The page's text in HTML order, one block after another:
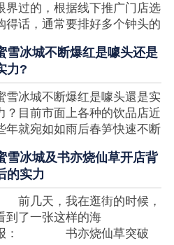
界过的，根据线下推广门店选
得话，通常要排好多个钟头的
要排长队，为的便是那一杯令
挂念的蜜雪冰城。顾客喜爱的
品，投资者为什么会看不见在
中的创业商机呢?许多投资者
会了解我开一家蜜雪冰城要多
钱?....
雪冰城不断爆红是噱头还是
力?
雪冰城不断爆红是噱头還是实
？目前市面上各种的饮品店近
年就宛如如雨后春笋快速不断
运营不小心便会被取代，由于
年青人的喜爱，再加全国人民
的经济发展水准提升，奶茶饮品
业发展趋势快速，因此 这一
造行业有着十分....
雪冰城及书亦烧仙草开店背
的实力
前几天，我在逛街的时候，
到了一张这样的海
： 书亦烧仙草突破